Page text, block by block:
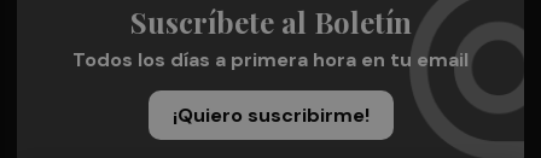
Suscríbete al Boletín
Todos los días a primera hora en tu email
¡Quiero suscribirme!